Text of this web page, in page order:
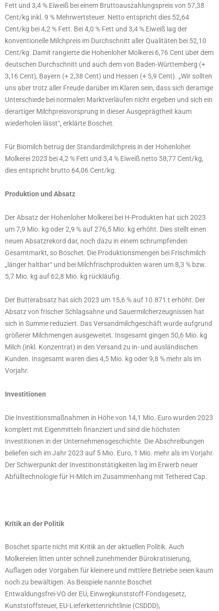
Fett und 3,4 % Eiweiß bei einem Bruttoauszahlungspreis von 57,38
Cent/kg inkl. 9 % Mehrwertsteuer. Netto entspricht dies 52,64
Cent/kg bei 4,2 % Fett. Bei 4,0 % Fett und 3,4 % Eiweiß lag der
konventionelle Milchpreis im Durchschnitt aller Qualitäten bei 52,10
Cent/kg. Damit rangierte die Hohenloher Molkerei 6,76 Cent über dem
deutschen Durchschnitt und auch dem von Baden-Württemberg (+
3,16 Cent), Bayern (+ 2,38 Cent) und Hessen (+ 5,9 Cent). „Wir sollten
uns aber trotz aller Freude darüber im Klaren sein, dass sich derartige
Unterschiede bei normalen Marktverläufen nicht ergeben und sich ein
derartiger Milchpreisvorsprung in dieser Ausgeprägtheit kaum
wiederholen lässt“, erklärte Boschet.
Für Biomilch betrug der Standardmilchpreis in der Hohenloher
Molkerei 2023 bei 4,2 % Fett und 3,4 % Eiweiß netto 58,77 Cent/kg,
dies entspricht brutto 64,06 Cent/kg.
Produktion und Absatz
Der Absatz der Hohenloher Molkerei bei H-Produkten hat sich 2023
um 7,9 Mio. kg oder 2,9 % auf 276,5 Mio. kg erhöht. Dies stellt einen
neuen Absatzrekord dar, noch dazu in einem schrumpfenden
Gesamtmarkt, so Boschet. Die Produktionsmengen bei Frischmilch
„länger haltbar“ und bei Milchfrischprodukten waren um 8,3 % bzw.
5,7 Mio. kg auf 62,8 Mio. kg rückläufig.
Der Butterabsatz hat sich 2023 um 15,6 % auf 10.871 t erhöht. Der
Absatz von frischer Schlagsahne und Sauermilcherzeugnissen hat
sich in Summe reduziert. Das Versandmilchgeschäft wurde aufgrund
größerer Milchmengen ausgeweitet. Insgesamt gingen 50,6 Mio. kg
Milch (inkl. Konzentrat) in den Versand zu in- und ausländischen
Kunden. Insgesamt waren dies 4,5 Mio. kg oder 9,8 % mehr als im
Vorjahr.
Investitionen
Die Investitionsmaßnahmen in Höhe von 14,1 Mio. Euro wurden 2023
komplett mit Eigenmitteln finanziert und sind die höchsten
Investitionen in der Unternehmensgeschichte. Die Abschreibungen
beliefen sich im Jahr 2023 auf 5 Mio. Euro, 1 Mio. mehr als im Vorjahr.
Der Schwerpunkt der Investitionstätigkeiten lag im Erwerb neuer
Abfülltechnologie für H-Milch im Zusammenhang mit Tethered Cap.
Kritik an der Politik
Boschet sparte nicht mit Kritik an der aktuellen Politik. Auch
Molkereien litten unter schnell zunehmender Bürokratisierung,
Auflagen oder Vorgaben für kleinere und mittlere Betriebe seien kaum
noch zu bewältigen. As Beispiele nannte Boschet
Entwaldungsfrei-VO der EU, Einwegkunststoff-Fondsgesetz,
Kunststoffsteuer, EU-Lieferkettenrichtlinie (CSDDD),